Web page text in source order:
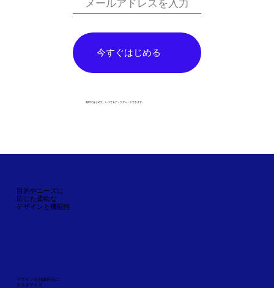
今すぐはじめる
無料ではじめて、いつでもアップグレードできます。
目的やニーズに
応じた柔軟な
デザインと機能性
デザインを自由自在に
カスタマイズ